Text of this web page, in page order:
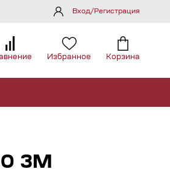
Избранное Корзина
Вход/Регистрация
3М